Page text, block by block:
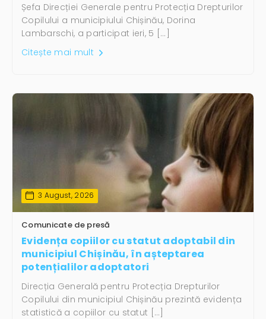
Șefa Direcției Generale pentru Protecția Drepturilor
Copilului a municipiului Chișinău, Dorina
Lambarschi, a participat ieri, 5 […]
Citește mai mult
3 August, 2026
Comunicate de presă
Evidența copiilor cu statut adoptabil din
municipiul Chișinău, în așteptarea
potențialilor adoptatori
Direcția Generală pentru Protecția Drepturilor
Copilului din municipiul Chișinău prezintă evidența
statistică a copiilor cu statut […]